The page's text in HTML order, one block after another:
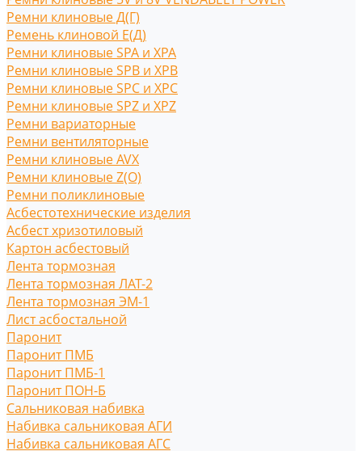
Ремни клиновые Д(Г)
Ремень клиновой Е(Д)
Ремни клиновые SPA и XPA
Ремни клиновые SPB и XPB
Ремни клиновые SPC и XPC
Ремни клиновые SPZ и XPZ
Ремни вариаторные
Ремни вентиляторные
Ремни клиновые AVX
Ремни клиновые Z(O)
Ремни поликлиновые
Асбестотехнические изделия
Асбест хризотиловый
Картон асбестовый
Лента тормозная
Лента тормозная ЛАТ-2
Лента тормозная ЭМ-1
Лист асбостальной
Паронит
Паронит ПМБ
Паронит ПМБ-1
Паронит ПОН-Б
Сальниковая набивка
Набивка сальниковая АГИ
Набивка сальниковая АГС